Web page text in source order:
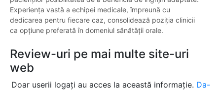
Experiența vastă a echipei medicale, împreună cu
dedicarea pentru fiecare caz, consolidează poziția clinicii
ca opțiune preferată în domeniul sănătății orale.
Review-uri pe mai multe site-uri
web
Doar userii logați au acces la această informație. Da-